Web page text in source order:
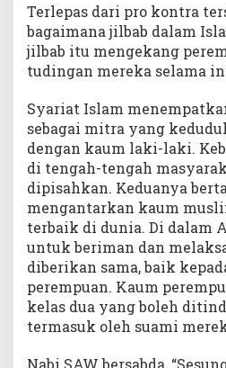
Terlepas dari pro kontra
bagaimana jilbab dalam
jilbab itu mengekang
tudingan mereka selama
Syariat Islam
sebagai mitra yang
dengan kaum laki-laki.
di tengah-tengah
dipisahkan. Keduanya
mengantarkan kaum
terbaik di dunia. Di dalam
untuk beriman dan
diberikan sama, baik
perempuan. Kaum
kelas dua yang boleh
termasuk oleh suami
Nabi SAW bersabda,